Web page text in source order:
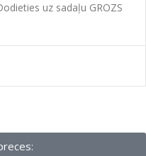
uz sadaļu GROZS